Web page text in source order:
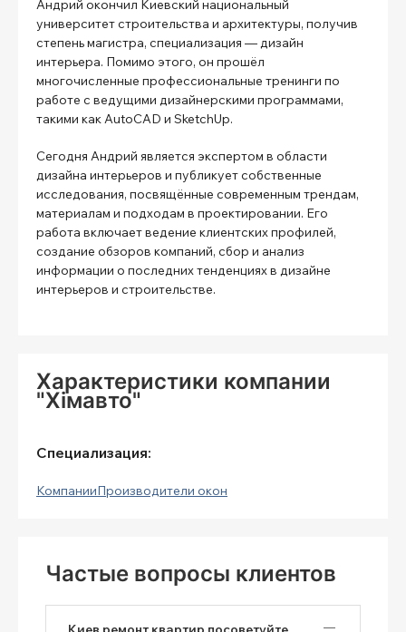
Андрий окончил Киевский национальный
университет строительства и архитектуры, получив
степень магистра, специализация — дизайн
интерьера. Помимо этого, он прошёл
многочисленные профессиональные тренинги по
работе с ведущими дизайнерскими программами,
такими как AutoCAD и SketchUp.
Сегодня Андрий является экспертом в области
дизайна интерьеров и публикует собственные
исследования, посвящённые современным трендам,
материалам и подходам в проектировании. Его
работа включает ведение клиентских профилей,
создание обзоров компаний, сбор и анализ
информации о последних тенденциях в дизайне
интерьеров и строительстве.
Характеристики компании
"Хімавто"
Специализация:
КомпанииПроизводители окон
Частые вопросы клиентов